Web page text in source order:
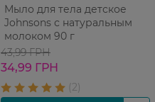
Мыло для тела детское
Johnsons с натуральным
молоком 90 г
43,99 ГРН
34,99 ГРН